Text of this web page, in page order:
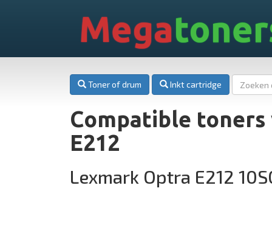
Mega
Toner of drum Inkt cartridge
Compatible
E212
Lexmark Optra E212